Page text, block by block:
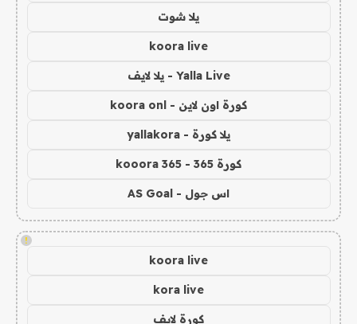
يلا شوت
koora live
Yalla Live - يلا لايف
كورة اون لاين - koora onl
يلا كورة - yallakora
كورة 365 - kooora 365
اس جول - AS Goal
!
koora live
kora live
كورة لايف